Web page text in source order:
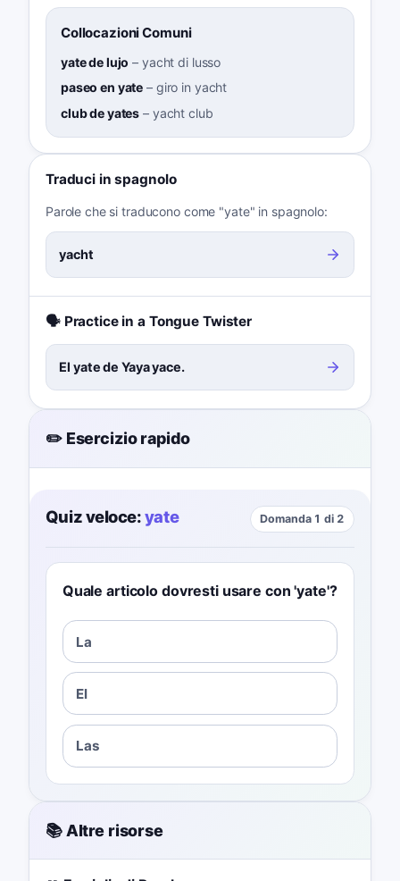
Collocazioni Comuni
yate de lujo – yacht di lusso
paseo en yate – giro in yacht
club de yates – yacht club
Traduci in spagnolo
Parole che si traducono come "yate" in spagnolo:
yacht
🗣️ Practice in a Tongue Twister
El yate de Yaya yace.
✏️ Esercizio rapido
Quiz veloce:yate Domanda 1 di 2
Quale articolo dovresti usare con 'yate'?
La
El
Las
📚 Altre risorse